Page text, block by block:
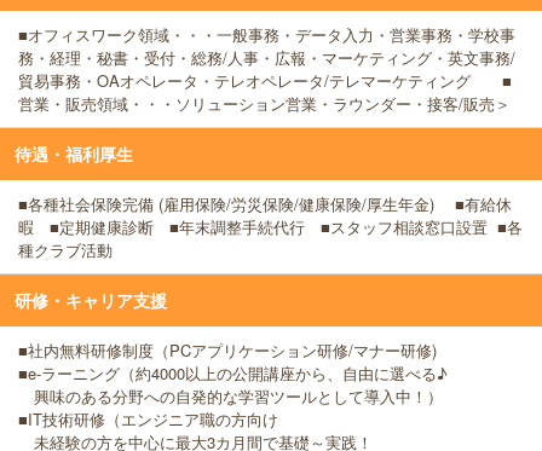
■オフィスワーク領域・・・一般事務・データ入力・営業事務・学校事
務・経理・秘書・受付・総務/人事・広報・マーケティング・英文事務/
貿易事務・OAオペレータ・テレオペレータ/テレマーケティング ■
営業・販売領域・・・ソリューション営業・ラウンダー・接客/販売＞
待遇・福利厚生
■各種社会保険完備 (雇用保険/労災保険/健康保険/厚生年金) ■有給休
暇 ■定期健康診断 ■年末調整手続代行 ■スタッフ相談窓口設置 ■各
種クラブ活動
研修・キャリア支援
■社内無料研修制度（PCアプリケーション研修/マナー研修)
■e-ラーニング（約4000以上の公開講座から、自由に選べる♪
興味のある分野への自発的な学習ツールとして導入中！）
■IT技術研修（エンジニア職の方向け
未経験の方を中心に最大3カ月間で基礎～実践！